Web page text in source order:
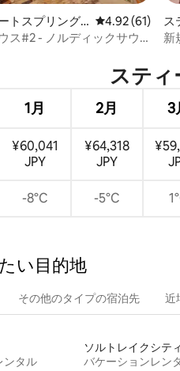
トスプリング
レビュー61件
4.92 (61)
ス#2 - ノルディックサウ
ス
コ
新
スティ
1月 2月 3
¥60,041
JPY
¥64,318
JPY
-8°C -5°C
い目⁠的⁠地
その他のタ⁠イ⁠プ⁠の宿⁠泊⁠先 近
ンタル
ソルトレイクシティ
バケーションレン